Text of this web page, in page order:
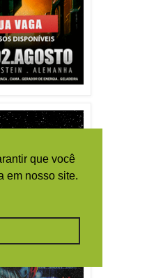
que você
em nosso site.